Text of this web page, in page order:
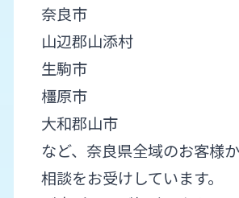
奈良市
山辺郡山添村
生駒市
橿原市
大和郡山市
など、奈良県全域のお客様
相談をお受けしています。